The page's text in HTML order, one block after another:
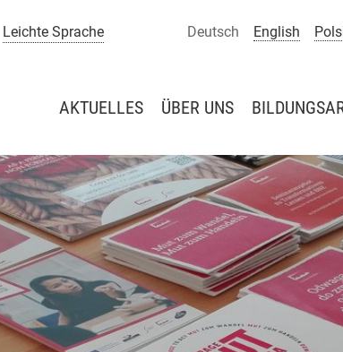
Leichte Sprache Deutsch English
AKTUELLES ÜBER UNS